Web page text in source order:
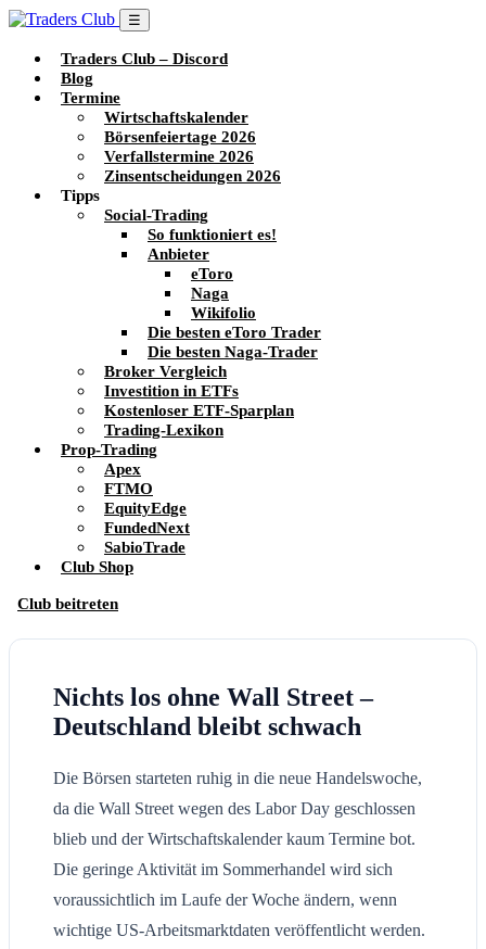
☰
Traders Club – Discord
Blog
Termine
Wirtschaftskalender
Börsenfeiertage 2026
Verfallstermine 2026
Zinsentscheidungen 2026
Tipps
Social-Trading
So funktioniert es!
Anbieter
eToro
Naga
Wikifolio
Die besten eToro Trader
Die besten Naga-Trader
Broker Vergleich
Investition in ETFs
Kostenloser ETF-Sparplan
Trading-Lexikon
Prop-Trading
Apex
FTMO
EquityEdge
FundedNext
SabioTrade
Club Shop
Club beitreten
Nichts los ohne Wall Street –
Deutschland bleibt schwach
Die Börsen starteten ruhig in die neue Handelswoche,
da die Wall Street wegen des Labor Day geschlossen
blieb und der Wirtschaftskalender kaum Termine bot.
Die geringe Aktivität im Sommerhandel wird sich
voraussichtlich im Laufe der Woche ändern, wenn
wichtige US-Arbeitsmarktdaten veröffentlicht werden.